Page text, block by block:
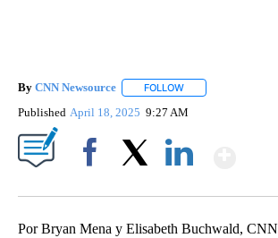
By CNN Newsource FOLLOW
Published April 18, 2025 9:27 AM
Por Bryan Mena y Elisabeth Buchwald, CNN